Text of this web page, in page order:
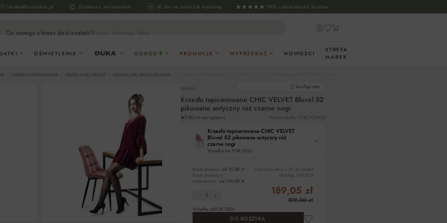
/ kontakt@novodom.pl Dostawa z wniesieniem 30 dni na zwrot lub wymianę 98% zadowolonych klientów
Co novego chcesz dziś znaleźć? sofa, komoda, fotel...
OŚWIETLENIE OGRÓD PROMOCJE WYPRZEDAŻ NOWOŚCI
STREFA
MAREK
KRZESŁA TAPICEROWANE KRZESŁA WELUROWE KRZESŁA WELUROWE RÓŻOWE
SIGNAL konfigurator
Krzesło tapicerowane CHIC VELVET Bluvel 52
pikowane antyczny róż czarne nogi
5.00 (4 oceny/ocen) Kod produktu: CHICVCRA52
Krzesło tapicerowane CHIC VELVET
Bluvel 52 pikowane antyczny róż
czarne nogi
Wysyłka od 9.08.2026
Koszt dostawy: od 15,00 zł
Koszt dostawy z
wniesieniem: od 155,00 zł
Najniższa cena z 30 dni przed
obniżką:
179,10 zł
189,05 zł
199,00 zł
Wysyłka od9.08.2026
DO KOSZYKA